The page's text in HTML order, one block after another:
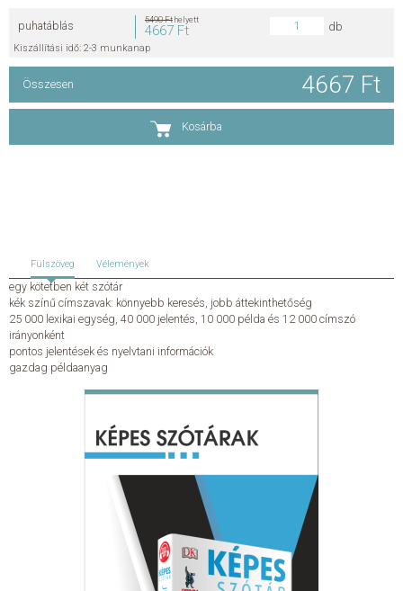
Kosárba
puhatáblás 5490 Fthelyett
4667 Ft db
Kiszállítási idő: 2-3 munkanap
Összesen 4667 Ft
Fülszöveg Vélemények
egy kötetben két szótár
kék színű címszavak: könnyebb keresés, jobb áttekinthetőség
25 000 lexikai egység, 40 000 jelentés, 10 000 példa és 12 000 címszó
irányonként
pontos jelentések és nyelvtani információk
gazdag példaanyag
HÍREK
KAPCSOLAT
ADATKEZELÉSI ÉS ADATVÉDELMI SZABÁLYZAT